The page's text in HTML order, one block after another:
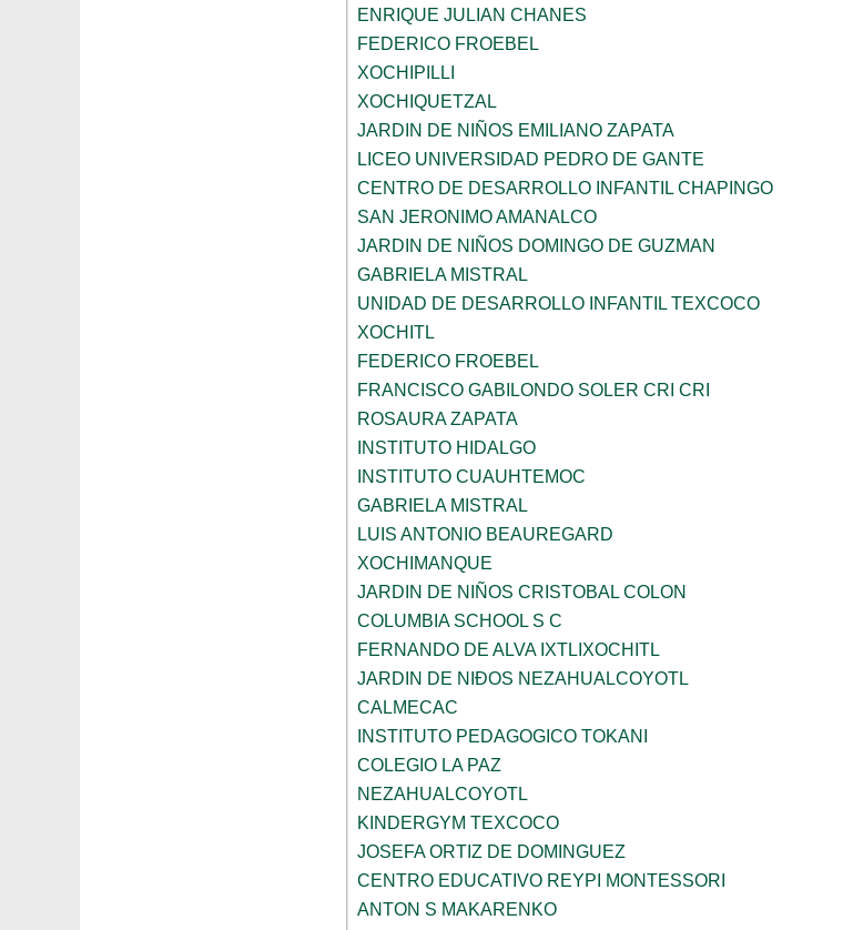
ENRIQUE JULIAN CHANES
FEDERICO FROEBEL
XOCHIPILLI
XOCHIQUETZAL
JARDIN DE NIÑOS EMILIANO ZAPATA
LICEO UNIVERSIDAD PEDRO DE GANTE
CENTRO DE DESARROLLO INFANTIL CHAPINGO
SAN JERONIMO AMANALCO
JARDIN DE NIÑOS DOMINGO DE GUZMAN
GABRIELA MISTRAL
UNIDAD DE DESARROLLO INFANTIL TEXCOCO
XOCHITL
FEDERICO FROEBEL
FRANCISCO GABILONDO SOLER CRI CRI
ROSAURA ZAPATA
INSTITUTO HIDALGO
INSTITUTO CUAUHTEMOC
GABRIELA MISTRAL
LUIS ANTONIO BEAUREGARD
XOCHIMANQUE
JARDIN DE NIÑOS CRISTOBAL COLON
COLUMBIA SCHOOL S C
FERNANDO DE ALVA IXTLIXOCHITL
JARDIN DE NIÐOS NEZAHUALCOYOTL
CALMECAC
INSTITUTO PEDAGOGICO TOKANI
COLEGIO LA PAZ
NEZAHUALCOYOTL
KINDERGYM TEXCOCO
JOSEFA ORTIZ DE DOMINGUEZ
CENTRO EDUCATIVO REYPI MONTESSORI
ANTON S MAKARENKO